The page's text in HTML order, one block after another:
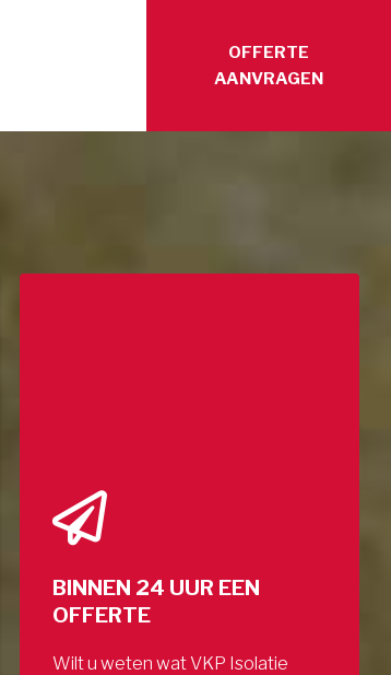
OFFERTE
AANVRAGEN
BINNEN 24 UUR EEN
OFFERTE
Wilt u weten wat VKP Isolatie